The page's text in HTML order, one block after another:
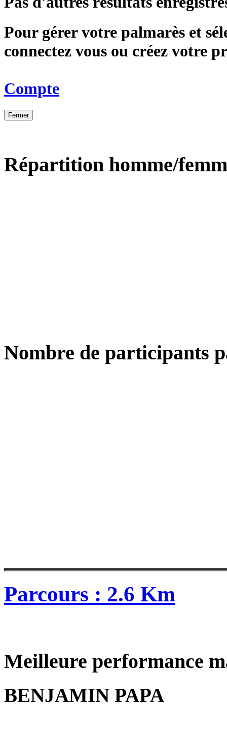
Pour gérer votre palmarès et
connectez vous ou créez votre
Compte
Fermer
Répartition homme/
Nombre de participants
Parcours : 2.6 Km
Meilleure performance
BENJAMIN PAPA